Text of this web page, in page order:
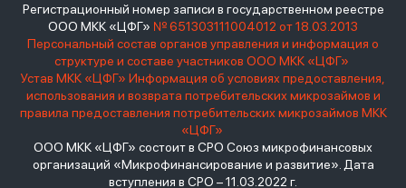
Регистрационный номер записи в государственном реестре
ООО МКК «ЦФГ» № 651303111004012 от 18.03.2013
Персональный состав органов управления и информация о
структуре и составе участников ООО МКК «ЦФГ»
Устав МКК «ЦФГ» Информация об условиях предоставления,
использования и возврата потребительских микрозаймов и
правила предоставления потребительских микрозаймов МКК
«ЦФГ»
ООО МКК «ЦФГ» состоит в СРО Союз микрофинансовых
организаций «Микрофинансирование и развитие». Дата
вступления в СРО – 11.03.2022 г.